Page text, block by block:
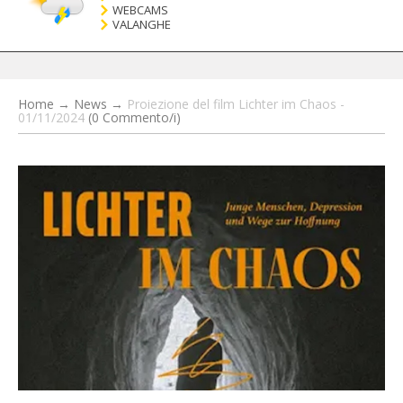
WEBCAMS
VALANGHE
Home → News → Proiezione del film Lichter im Chaos -
01/11/2024 (0 Commento/i)